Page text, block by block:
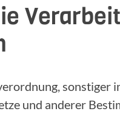
sonstiger
und anderer